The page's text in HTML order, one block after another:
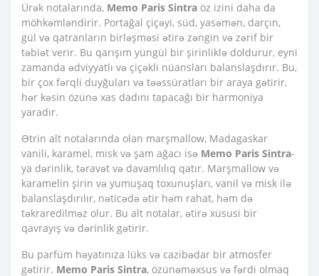
Ürək notalarında, Memo Paris Sintra öz izini daha da
möhkəmləndirir. Portağal çiçəyi, süd, yasəmən, darçın,
gül və qatranların birləşməsi ətirə zəngin və zərif bir
təbiət verir. Bu qarışım yüngül bir şirinliklə doldurur, eyni
zamanda ədviyyatlı və çiçəkli nüansları balanslaşdırır. Bu,
bir çox fərqli duyğuları və təəssüratları bir araya gətirir,
hər kəsin özünə xas dadını tapacağı bir harmoniya
yaradır.
Ətrin alt notalarında olan marşmallow, Madagaskar
vanili, karamel, misk və şam ağacı isə Memo Paris Sintra-
ya dərinlik, təravət və davamlılıq qatır. Marşmallow və
karamelin şirin və yumuşaq toxunuşları, vanil və misk ilə
balanslaşdırılır, nəticədə ətir həm rahat, həm də
təkraredilməz olur. Bu alt notalar, ətirə xüsusi bir
qavrayış və dərinlik gətirir.
Bu parfüm həyatınıza lüks və cazibədar bir atmosfer
gətirir. Memo Paris Sintra, özünəməxsus və fərdi olmaq